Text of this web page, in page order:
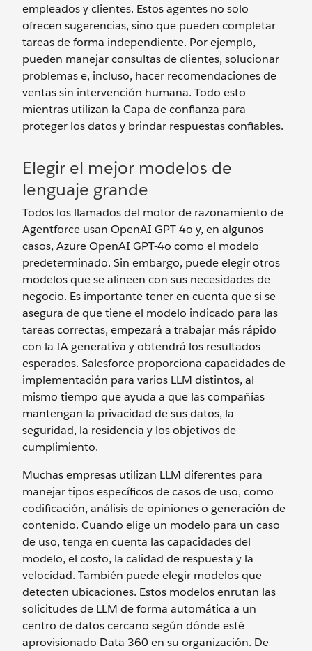
empleados y clientes. Estos agentes no solo
ofrecen sugerencias, sino que pueden completar
tareas de forma independiente. Por ejemplo,
pueden manejar consultas de clientes, solucionar
problemas e, incluso, hacer recomendaciones de
ventas sin intervención humana. Todo esto
mientras utilizan la Capa de confianza para
proteger los datos y brindar respuestas confiables.
Elegir el mejor modelos de
lenguaje grande
Todos los llamados del motor de razonamiento de
Agentforce usan OpenAI GPT-4o y, en algunos
casos, Azure OpenAI GPT-4o como el modelo
predeterminado. Sin embargo, puede elegir otros
modelos que se alineen con sus necesidades de
negocio. Es importante tener en cuenta que si se
asegura de que tiene el modelo indicado para las
tareas correctas, empezará a trabajar más rápido
con la IA generativa y obtendrá los resultados
esperados. Salesforce proporciona capacidades de
implementación para varios LLM distintos, al
mismo tiempo que ayuda a que las compañías
mantengan la privacidad de sus datos, la
seguridad, la residencia y los objetivos de
cumplimiento.
Muchas empresas utilizan LLM diferentes para
manejar tipos específicos de casos de uso, como
codificación, análisis de opiniones o generación de
contenido. Cuando elige un modelo para un caso
de uso, tenga en cuenta las capacidades del
modelo, el costo, la calidad de respuesta y la
velocidad. También puede elegir modelos que
detecten ubicaciones. Estos modelos enrutan las
solicitudes de LLM de forma automática a un
centro de datos cercano según dónde esté
aprovisionado Data 360 en su organización. De